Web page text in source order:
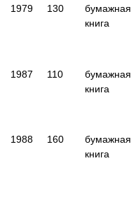
1979 130
бумажная
книга
1987 110
бумажная
книга
1988 160
бумажная
книга